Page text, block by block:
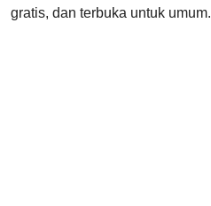
gratis, dan terbuka untuk umum.